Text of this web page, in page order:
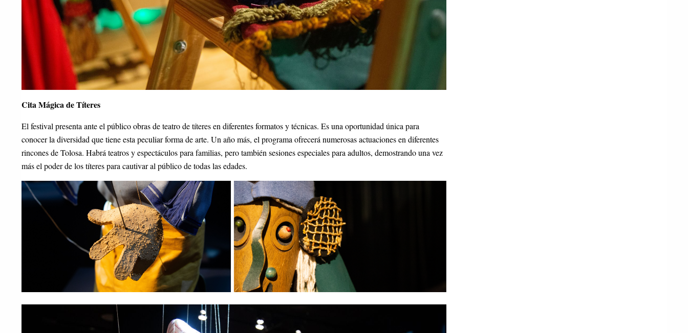
Cita Mágica de Títeres
El festival presenta ante el público obras de teatro de títeres en diferentes formatos y técnicas. Es una oportunidad única para
conocer la diversidad que tiene esta peculiar forma de arte. Un año más, el programa ofrecerá numerosas actuaciones en diferentes
rincones de Tolosa. Habrá teatros y espectáculos para familias, pero también sesiones especiales para adultos, demostrando una vez
más el poder de los títeres para cautivar al público de todas las edades.